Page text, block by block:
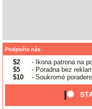
Podpořte nás
$2
- Ikona patrona na
$5
- Poradna bez
$10
- Soukromé